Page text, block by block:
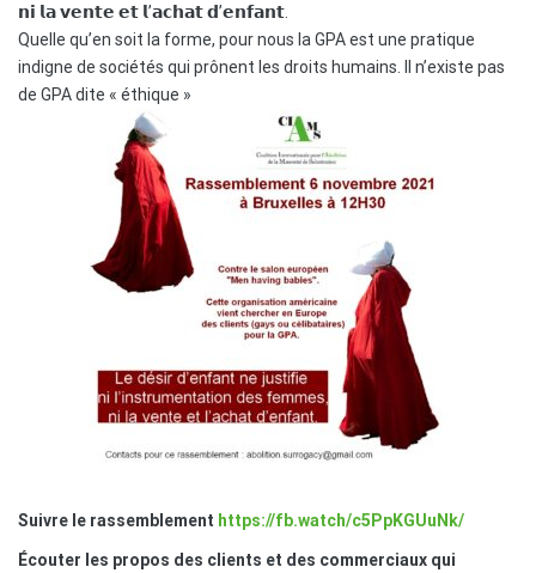
𝗻𝗶 𝗹𝗮 𝘃𝗲𝗻𝘁𝗲 𝗲𝘁 𝗹’𝗮𝗰𝗵𝗮𝘁 𝗱’𝗲𝗻𝗳𝗮𝗻𝘁.
Quelle qu’en soit la forme, pour nous la GPA est une pratique
indigne de sociétés qui prônent les droits humains. Il n’existe pas
de GPA dite « éthique »
Suivre le rassemblement https://fb.watch/c5PpKGUuNk/
Écouter les propos des clients et des commerciaux qui